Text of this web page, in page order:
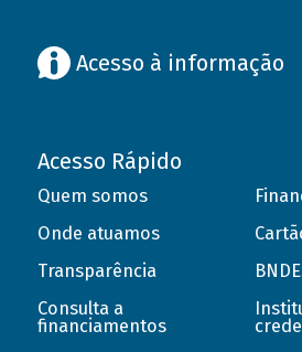
Acesso à informação
Acesso Rápido
Quem somos
Onde atuamos
Transparência
Consulta a
financiamentos